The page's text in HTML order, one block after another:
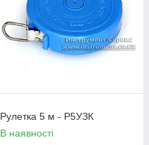
Рулетка 5 м - Р5УЗК
В наявності